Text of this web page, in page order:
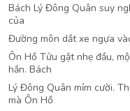
Bách Lý Đông Quân suy
của
Đường môn dắt xe ngựa
Ôn Hồ Tửu gật nhẹ đầu,
hắn. Bách
Lý Đông Quân mỉm cười.
mà Ôn Hồ